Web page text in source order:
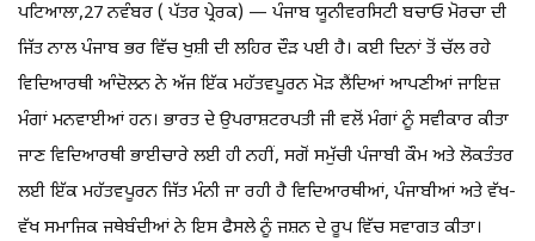
ਪਟਿਆਲਾ,27 ਨਵੰਬਰ ( ਪੱਤਰ ਪ੍ਰੇਰਕ) — ਪੰਜਾਬ ਯੂਨੀਵਰਸਿਟੀ ਬਚਾਓ ਮੋਰਚਾ ਦੀ
ਜਿੱਤ ਨਾਲ ਪੰਜਾਬ ਭਰ ਵਿੱਚ ਖੁਸ਼ੀ ਦੀ ਲਹਿਰ ਦੌੜ ਪਈ ਹੈ। ਕਈ ਦਿਨਾਂ ਤੋਂ ਚੱਲ ਰਹੇ
ਵਿਦਿਆਰਥੀ ਆੰਦੋਲਨ ਨੇ ਅੱਜ ਇੱਕ ਮਹੱਤਵਪੂਰਨ ਮੋੜ ਲੈਂਦਿਆਂ ਆਪਣੀਆਂ ਜਾਇਜ਼
ਮੰਗਾਂ ਮਨਵਾਈਆਂ ਹਨ। ਭਾਰਤ ਦੇ ਉਪਰਾਸ਼ਟਰਪਤੀ ਜੀ ਵਲੋਂ ਮੰਗਾਂ ਨੂੰ ਸਵੀਕਾਰ ਕੀਤਾ
ਜਾਣ ਵਿਦਿਆਰਥੀ ਭਾਈਚਾਰੇ ਲਈ ਹੀ ਨਹੀਂ, ਸਗੋਂ ਸਮੁੱਚੀ ਪੰਜਾਬੀ ਕੌਮ ਅਤੇ ਲੋਕਤੰਤਰ
ਲਈ ਇੱਕ ਮਹੱਤਵਪੂਰਨ ਜਿੱਤ ਮੰਨੀ ਜਾ ਰਹੀ ਹੈ ਵਿਦਿਆਰਥੀਆਂ, ਪੰਜਾਬੀਆਂ ਅਤੇ ਵੱਖ-
ਵੱਖ ਸਮਾਜਿਕ ਜਥੇਬੰਦੀਆਂ ਨੇ ਇਸ ਫੈਸਲੇ ਨੂੰ ਜਸ਼ਨ ਦੇ ਰੂਪ ਵਿੱਚ ਸਵਾਗਤ ਕੀਤਾ।